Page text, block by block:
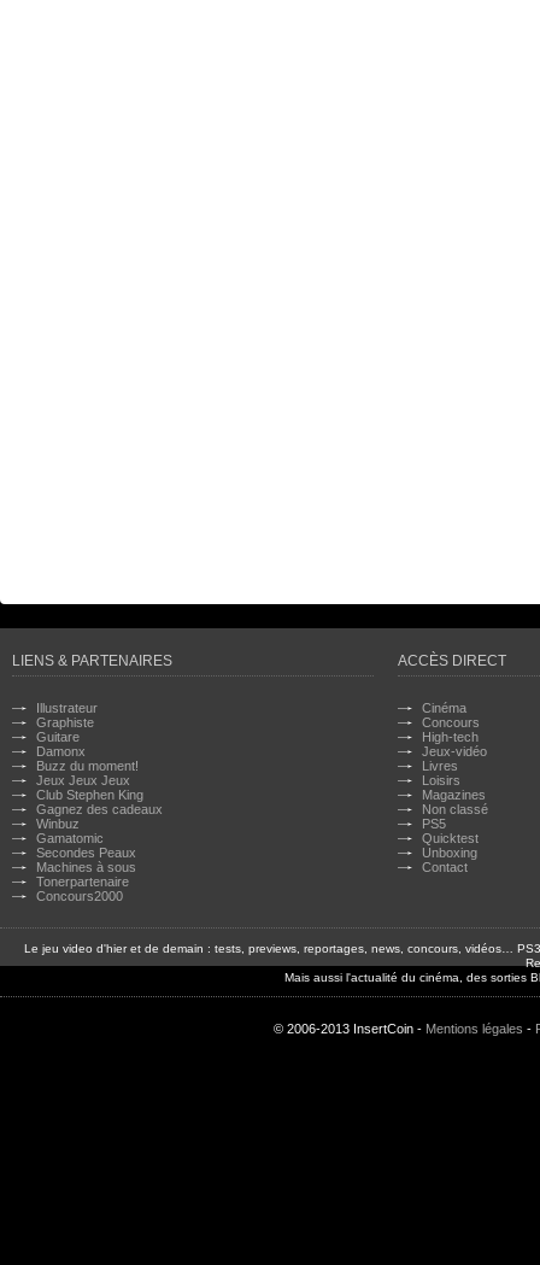
LIENS & PARTENAIRES
Illustrateur
Graphiste
Guitare
Damonx
Buzz du moment!
Jeux Jeux Jeux
Club Stephen King
Gagnez des cadeaux
Winbuz
Gamatomic
Secondes Peaux
Machines à sous
Tonerpartenaire
Concours2000
ACCÈS DIRECT
Cinéma
Concours
High-tech
Jeux-vidéo
Livres
Loisirs
Magazines
Non classé
PS5
Quicktest
Unboxing
Contact
Le jeu video d'hier et de demain : tests, previews, reportages, news, concours, vidéos…
Mais aussi l'actualité du cinéma, des sorties
© 2006-2013 InsertCoin - Mentions légales -